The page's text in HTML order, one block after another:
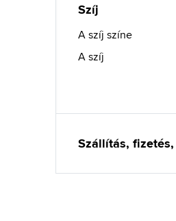
Szíj
A szíj színe
A szíj
Szállítás,